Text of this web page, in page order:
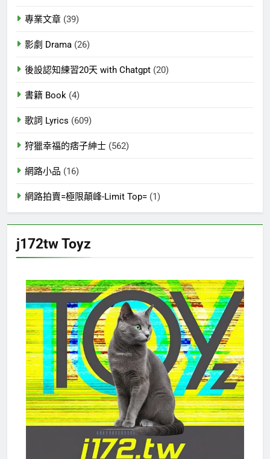
專業文章 (39)
影劇 Drama (26)
後設認知練習20天 with Chatgpt (20)
書籍 Book (4)
歌詞 Lyrics (609)
狩獵幸福的痞子紳士 (562)
網路小品 (16)
網路拍賣=極限顛峰-Limit Top= (1)
j172tw Toyz